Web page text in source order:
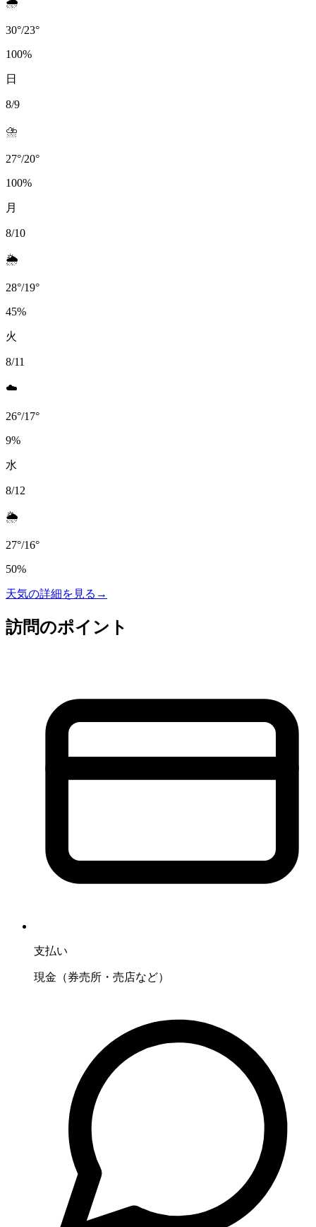
30°/23°
100%
日
8/9
⛈️
27°/20°
100%
月
8/10
🌦️
28°/19°
45%
火
8/11
☁️
26°/17°
9%
水
8/12
🌦️
27°/16°
50%
天気の詳細を見る →
訪問のポイント
支払い
現金（券売所・売店など）